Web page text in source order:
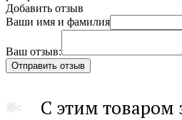
Добавить отзыв
Ваши имя и фамилия
Ваш отзыв:
С этим товаром